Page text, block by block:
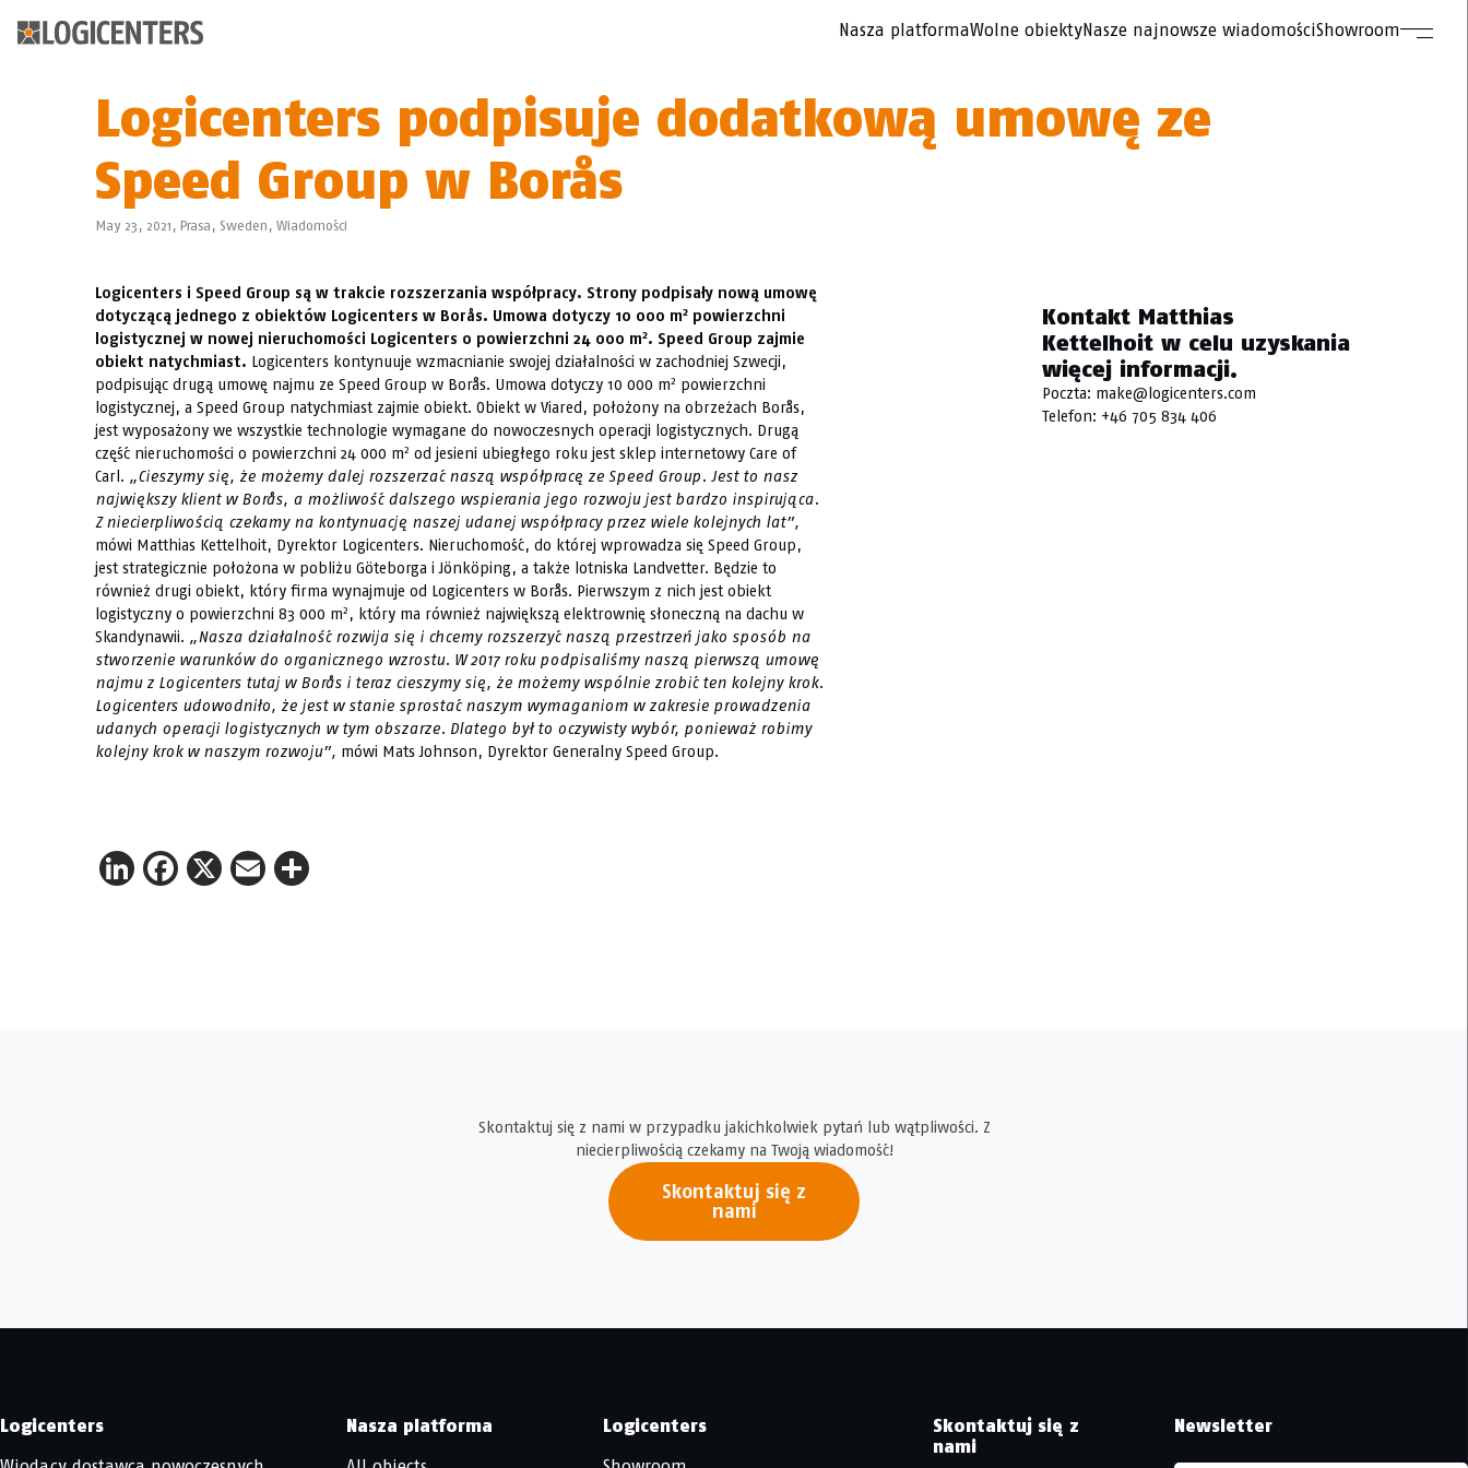
Nasza platformaWolne obiektyNasze najnowsze wiadomościShowroom
Logicenters podpisuje dodatkową umowę ze
Speed Group w Borås
May 23, 2021, Prasa , Sweden , Wiadomości
Logicenters i Speed Group są w trakcie rozszerzania współpracy. Strony podpisały nową umowę
dotyczącą jednego z obiektów Logicenters w Borås. Umowa dotyczy 10 000 m2 powierzchni
logistycznej w nowej nieruchomości Logicenters o powierzchni 24 000 m2. Speed Group zajmie
obiekt natychmiast. Logicenters kontynuuje wzmacnianie swojej działalności w zachodniej Szwecji,
podpisując drugą umowę najmu ze Speed Group w Borås. Umowa dotyczy 10 000 m2 powierzchni
logistycznej, a Speed Group natychmiast zajmie obiekt. Obiekt w Viared, położony na obrzeżach Borås,
jest wyposażony we wszystkie technologie wymagane do nowoczesnych operacji logistycznych. Drugą
część nieruchomości o powierzchni 24 000 m2 od jesieni ubiegłego roku jest sklep internetowy Care of
Carl. „Cieszymy się, że możemy dalej rozszerzać naszą współpracę ze Speed Group. Jest to nasz
największy klient w Borås, a możliwość dalszego wspierania jego rozwoju jest bardzo inspirująca.
Z niecierpliwością czekamy na kontynuację naszej udanej współpracy przez wiele kolejnych lat”,
mówi Matthias Kettelhoit, Dyrektor Logicenters. Nieruchomość, do której wprowadza się Speed Group,
jest strategicznie położona w pobliżu Göteborga i Jönköping, a także lotniska Landvetter. Będzie to
również drugi obiekt, który firma wynajmuje od Logicenters w Borås. Pierwszym z nich jest obiekt
logistyczny o powierzchni 83 000 m2 , który ma również największą elektrownię słoneczną na dachu w
Skandynawii. „Nasza działalność rozwija się i chcemy rozszerzyć naszą przestrzeń jako sposób na
stworzenie warunków do organicznego wzrostu. W 2017 roku podpisaliśmy naszą pierwszą umowę
najmu z Logicenters tutaj w Borås i teraz cieszymy się, że możemy wspólnie zrobić ten kolejny krok.
Logicenters udowodniło, że jest w stanie sprostać naszym wymaganiom w zakresie prowadzenia
udanych operacji logistycznych w tym obszarze. Dlatego był to oczywisty wybór, ponieważ robimy
kolejny krok w naszym rozwoju”, mówi Mats Johnson, Dyrektor Generalny Speed Group.
LinkedIn
Facebook
X Email
Kontakt Matthias
Kettelhoit w celu uzyskania
więcej informacji.
Poczta: make@logicenters.com
Telefon: +46 705 834 406
Skontaktuj się z nami w przypadku jakichkolwiek pytań lub wątpliwości. Z
niecierpliwością czekamy na Twoją wiadomość!
Skontaktuj się z
nami
Logicenters
Nasza platforma
Logicenters
Skontaktuj się z
nami
Newsletter